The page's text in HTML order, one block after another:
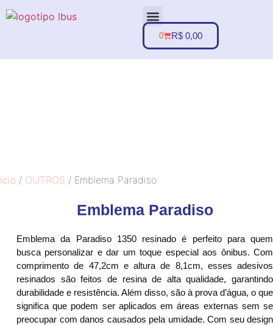
R$ 0,00
0
/ OUTROS / Emblema Paradiso
Emblema Paradiso
Emblema da Paradiso 1350 resinado é perfeito para quem
busca personalizar e dar um toque especial aos ônibus. Com
comprimento de 47,2cm e altura de 8,1cm, esses adesivos
resinados são feitos de resina de alta qualidade, garantindo
durabilidade e resistência. Além disso, são à prova d’água, o que
significa que podem ser aplicados em áreas externas sem se
preocupar com danos causados pela umidade. Com seu design